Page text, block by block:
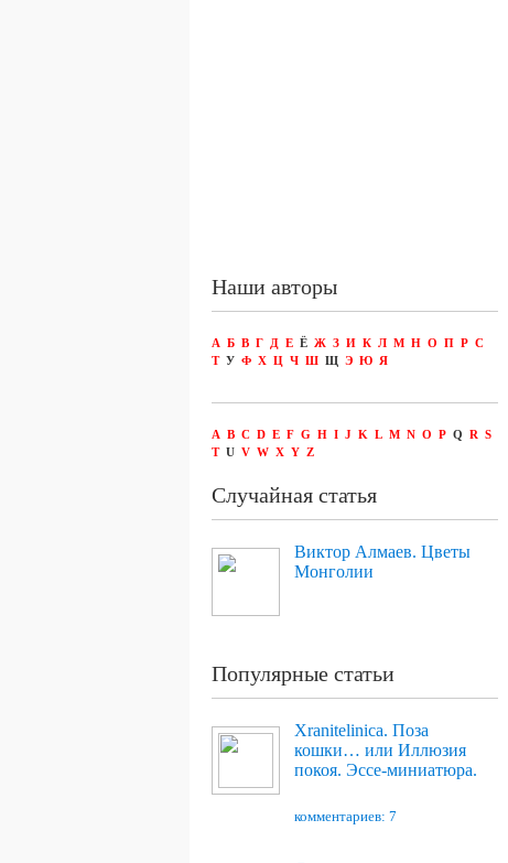
Наши авторы
А Б В Г Д Е Ё Ж З И К Л М Н О П Р С
Т У Ф Х Ц Ч Ш Щ Э Ю Я
A B C D E F G H I J K L M N O P Q R S
T U V W X Y Z
Случайная статья
Виктор Алмаев. Цветы
Монголии
Популярные статьи
Xranitelinica. Поза
кошки… или Иллюзия
покоя. Эссе-миниатюра.
комментариев: 7